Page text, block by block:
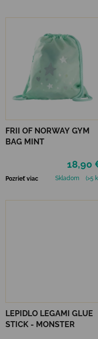
FRII OF NORWAY GYM
BAG MINT
18,90
Pozrieť viac Skladom (>5
LEPIDLO LEGAMI GLUE
STICK - MONSTER